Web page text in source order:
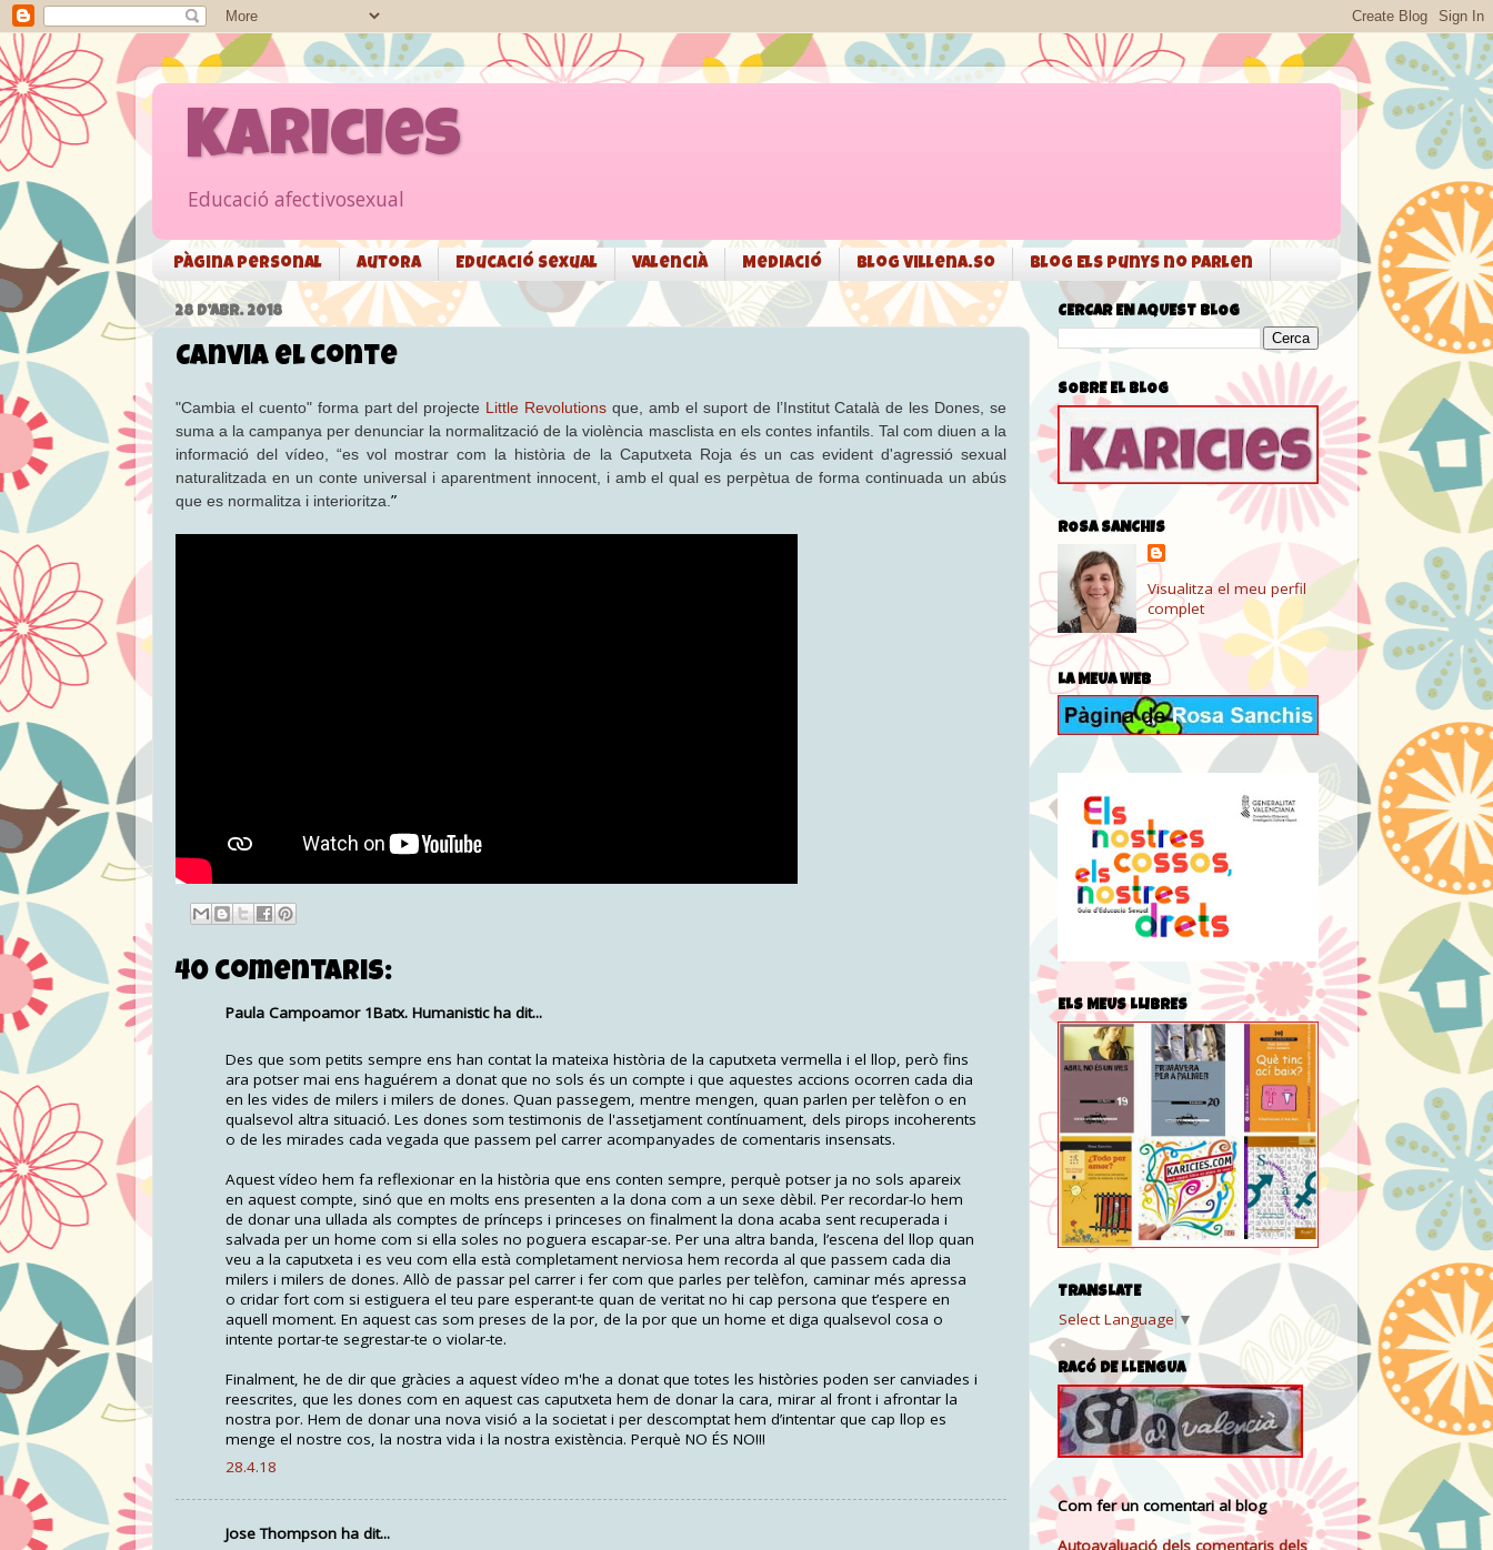
Karicies
Educació afectivosexual
Pàgina personal Autora Educació sexual Valencià Mediació Blog Villena.so Blog Els punys no parlen
28 D’ABR. 2018
Canvia el conte
"Cambia el cuento" forma part del projecte Little Revolutions que, amb el suport de l’Institut Català de les Dones, se
suma a la campanya per denunciar la normalització de la violència masclista en els contes infantils. Tal com diuen a la
informació del vídeo, “es vol mostrar com la història de la Caputxeta Roja és un cas evident d'agressió sexual
naturalitzada en un conte universal i aparentment innocent, i amb el qual es perpètua de forma continuada un abús
que es normalitza i interioritza. ”
40 comentaris:
Paula Campoamor 1Batx. Humanistic ha dit...
Des que som petits sempre ens han contat la mateixa història de la caputxeta vermella i el llop, però fins
ara potser mai ens haguérem a donat que no sols és un compte i que aquestes accions ocorren cada dia
en les vides de milers i milers de dones. Quan passegem, mentre mengen, quan parlen per telèfon o en
qualsevol altra situació. Les dones som testimonis de l'assetjament contínuament, dels pirops incoherents
o de les mirades cada vegada que passem pel carrer acompanyades de comentaris insensats.
Aquest vídeo hem fa reflexionar en la història que ens conten sempre, perquè potser ja no sols apareix
en aquest compte, sinó que en molts ens presenten a la dona com a un sexe dèbil. Per recordar-lo hem
de donar una ullada als comptes de prínceps i princeses on finalment la dona acaba sent recuperada i
salvada per un home com si ella soles no poguera escapar-se. Per una altra banda, l’escena del llop quan
veu a la caputxeta i es veu com ella està completament nerviosa hem recorda al que passem cada dia
milers i milers de dones. Allò de passar pel carrer i fer com que parles per telèfon, caminar més apressa
o cridar fort com si estiguera el teu pare esperant-te quan de veritat no hi cap persona que t’espere en
aquell moment. En aquest cas som preses de la por, de la por que un home et diga qualsevol cosa o
intente portar-te segrestar-te o violar-te.
Finalment, he de dir que gràcies a aquest vídeo m'he a donat que totes les històries poden ser canviades i
reescrites, que les dones com en aquest cas caputxeta hem de donar la cara, mirar al front i afrontar la
nostra por. Hem de donar una nova visió a la societat i per descomptat hem d’intentar que cap llop es
menge el nostre cos, la nostra vida i la nostra existència. Perquè NO ÉS NO!!!
28.4.18
Jose Thompson ha dit...
CERCAR EN AQUEST BLOG
SOBRE EL BLOG
ROSA SANCHIS
Visualitza el meu perfil
complet
LA MEUA WEB
ELS MEUS LLIBRES
TRANSLATE
Select Language ▼
RACÓ DE LLENGUA
Com fer un comentari al blog
Autoavaluació dels comentaris dels